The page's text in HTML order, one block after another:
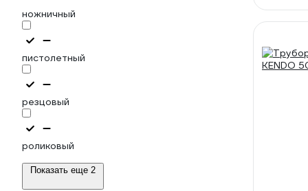
ножничный
пистолетный
резцовый
роликовый
Показать еще 2